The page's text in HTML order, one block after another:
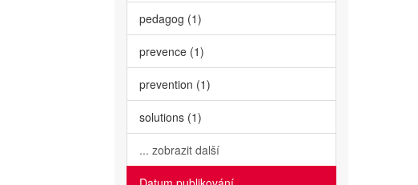
pedagog (1)
prevence (1)
prevention (1)
solutions (1)
... zobrazit další